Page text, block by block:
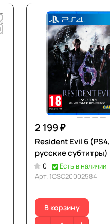
2 199 ₽
Resident Evil 6 (PS4,
русские субтитры)
0
Есть в наличии
Арт. 1CSC20002584
В корзину